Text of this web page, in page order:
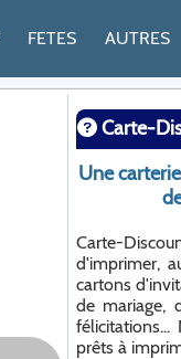
FETES AUTRES
Carte-
Une
Carte-
d'imprimer,
cartons
de mariage,
prêts à